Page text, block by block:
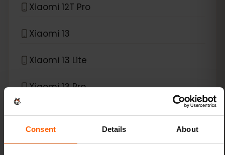
Consent Details About
Xiaomi 12T Pro
Xiaomi 13
Xiaomi 13 Lite
Xiaomi 13 Pro
Xiaomi 13T Pro